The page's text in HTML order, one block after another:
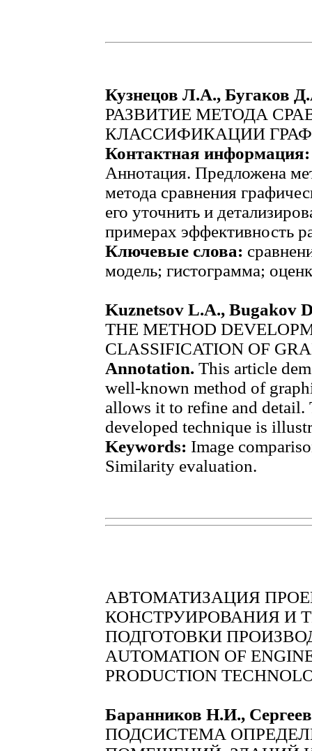
Кузнецов Л.А., Бугаков
РАЗВИТИЕ МЕТОДА
КЛАССИФИКАЦИИ
Контактная
Аннотация. Предложена
метода сравнения
его уточнить и
примерах эффективность
Ключевые слова:
модель; гистограмма;
Kuznetsov L.A., Bugakov
THE METHOD
CLASSIFICATION OF
Annotation. This article
well-known method of
allows it to refine and detail.
developed technique is
Keywords: Image
Similarity evaluation.
АВТОМАТИЗАЦИЯ
КОНСТРУИРОВАНИЯ И
ПОДГОТОВКИ
AUTOMATION OF
PRODUCTION
Баранников Н.И.,
ПОДСИСТЕМА